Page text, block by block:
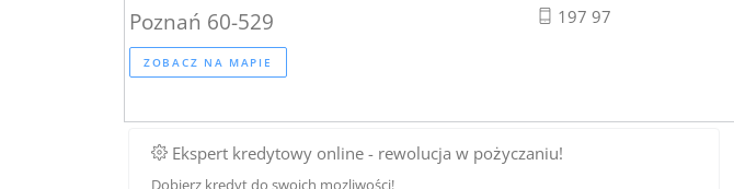
Poznań 60-529
ZOBACZ NA MAPIE
197 97
Ekspert kredytowy online - rewolucja w pożyczaniu!
Dobierz kredyt do swoich mozliwości!